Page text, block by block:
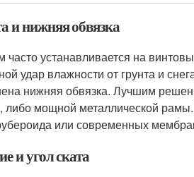
и нижняя обвязка
устанавливается на
удар влажности от грунта и
нижняя обвязка. Лучшим
либо мощной металлической
или современных
и угол ската